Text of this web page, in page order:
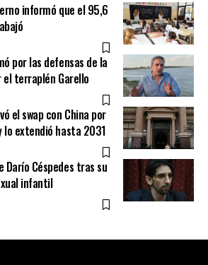
informó que el 95,6
por las defensas de la
terraplén Garello
el swap con China por
lo extendió hasta 2031
Darío Céspedes tras su
infantil